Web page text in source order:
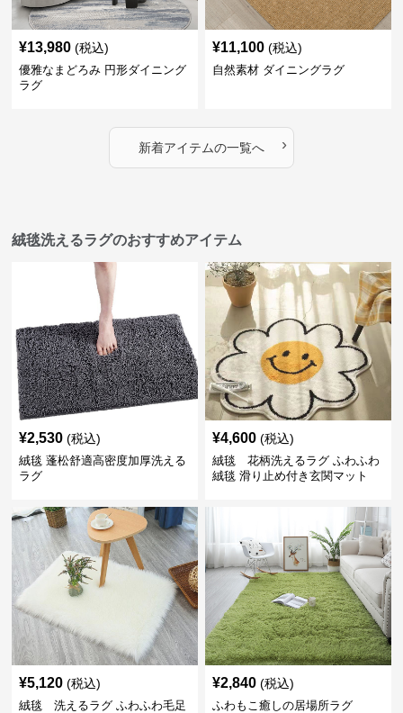
¥13,980 (税込)
優雅なまどろみ 円形ダイニング
ラグ
¥11,100 (税込)
自然素材 ダイニングラグ
新着アイテムの一覧へ ›
絨毯洗えるラグのおすすめアイテム
¥2,530 (税込)
絨毯 蓬松舒適高密度加厚洗える
ラグ
¥4,600 (税込)
絨毯 花柄洗えるラグ ふわふわ
絨毯 滑り止め付き玄関マット
¥5,120 (税込)
絨毯 洗えるラグ ふわふわ毛足
¥2,840 (税込)
ふわもこ癒しの居場所ラグ